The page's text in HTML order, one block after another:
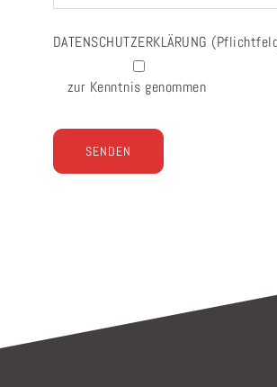
DATENSCHUTZERKLÄRUNG
zur Kenntnis genommen